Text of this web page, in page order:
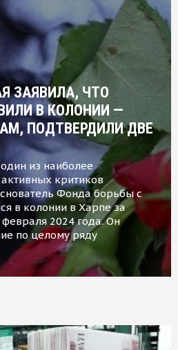
ЗАЯВИЛА, ЧТО
В КОЛОНИИ —
ПОДТВЕРДИЛИ ДВЕ
из наиболее
критиков
Фонда борьбы с
в колонии в Харпе за
2024 года. Он
по целому ряду